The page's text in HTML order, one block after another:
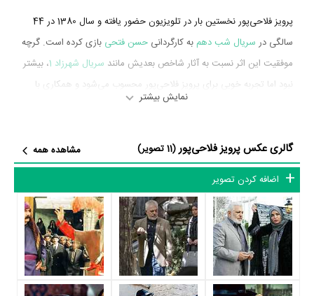
پرویز فلاحی‌پور نخستین بار در تلویزیون حضور یافته و سال 1380 در 44
سالگی در سریال شب دهم به کارگردانی حسن فتحی بازی کرده است. گرچه
موفقیت این اثر نسبت به آثار شاخص بعدیش مانند سریال شهرزاد 1 ، بیشتر
نبود اما تجربه خوبی برای پرویز فلاحی‌پور محسوب می‌شود و همکاری با
، کتایون ریاحی
پرویز فلاحی‌پور در سال 1394 دوره‌ی پرتلاشی را در عرصه سینما و تلویزیون
گذراند و در اثر مهمی بازی کرده است. اثر مهم پرویز فلاحی‌پور در این سال،
بازیگری درسریال شهرزاد 1 به کارگردانیحسن فتحی محسوب می‌شود.
شاید یکی از مهم‌ترین بخش‌های بیوگرافی پرویز فلاحی‌پور بازی درسریال
شهرزاد 1بوده است. پرویز فلاحی‌پور سال 1394 در 58 سالگی در
سریال
شهرزاد 1 نقش مهمی بازی کرده است که توانست با مهارت خود، آن نقش و
همچنین خودش را میان مخاطبان تلویزیون مطرح کند. او در این سریال با
نمایش بیشتر
گالری عکس پرویز فلاحی‌پور(11 تصویر)
مشاهده همه
اضافه کردن تصویر